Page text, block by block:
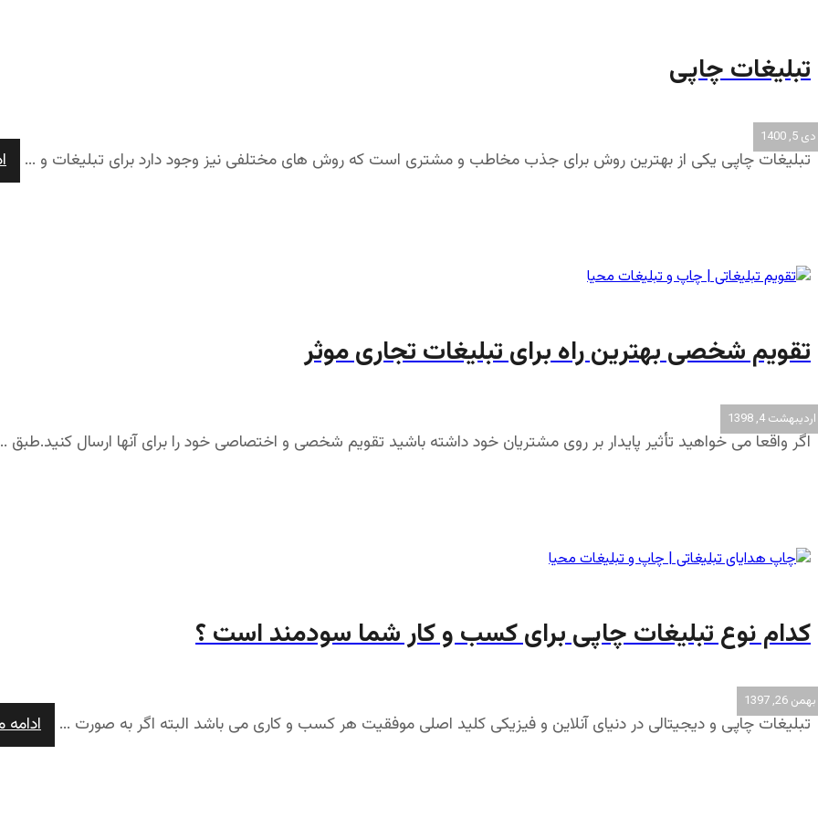
تبلیغات چاپی
دی 5, 1400
تبلیغات چاپی یکی از بهترین روش برای جذب مخاطب و مشتری است که روش های مختلفی نیز وجود دارد برای تبلیغات و ...
تقویم شخصی بهترین راه برای تبلیغات تجاری موثر
اردیبهشت 4, 1398
اگر واقعا می خواهید تأثیر پایدار بر روی مشتریان خود داشته باشید تقویم شخصی و اختصاصی خود را برای آنها ارسال کنید.طبق
کدام نوع تبلیغات چاپی برای کسب و کار شما سودمند است ؟
بهمن 26, 1397
تبلیغات چاپی و دیجیتالی در دنیای آنلاین و فیزیکی کلید اصلی موفقیت هر کسب و کاری می باشد البته اگر به صورت ...